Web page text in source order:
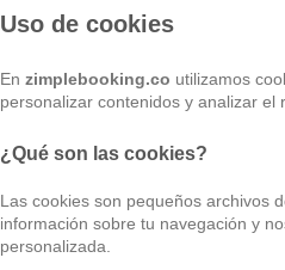
Uso de cookies
En zimplebooking.co utilizamos
personalizar contenidos y analizar el
¿Qué son las cookies?
Las cookies son pequeños archivos
información sobre tu navegación y
personalizada.